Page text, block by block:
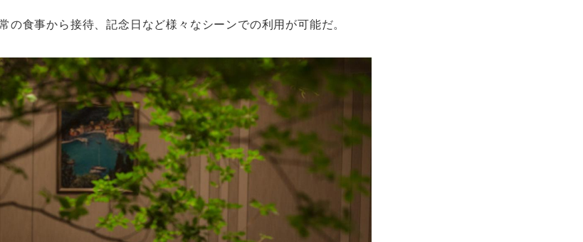
の食事から接待、記念日など様々なシーンでの利用が可能だ。